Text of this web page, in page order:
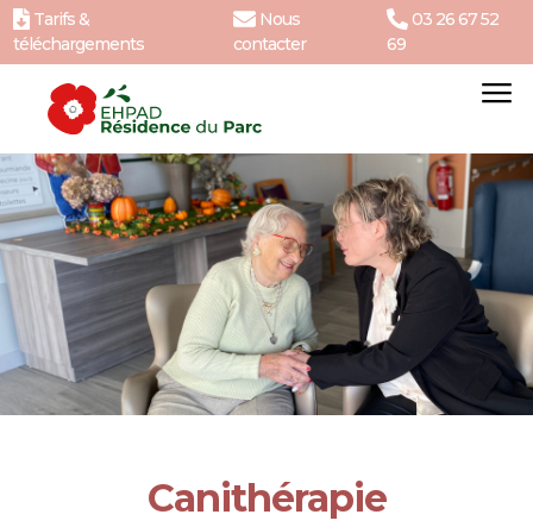
Tarifs &
téléchargements
Nous
contacter
03 26 67 52
69
Canithérapie